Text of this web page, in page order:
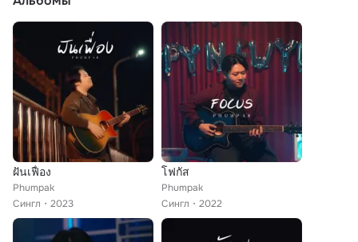
ฝันเฟื่อง
Phumpak
Сингл
2023
โฟกัส
Phumpak
Сингл
2022